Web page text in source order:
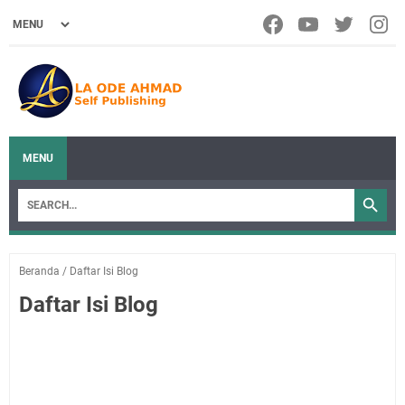
MENU
Beranda / Daftar Isi Blog
Daftar Isi Blog